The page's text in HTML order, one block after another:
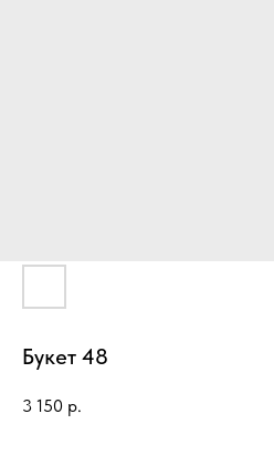
Букет 48
3 150 р.